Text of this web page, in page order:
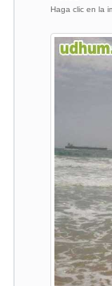
Haga clic en la